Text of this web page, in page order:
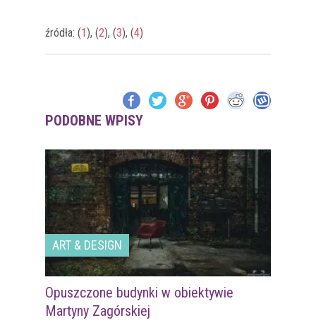
źródła: (1), (2), (3), (4)
PODOBNE WPISY
ART & DESIGN
Opuszczone budynki w obiektywie
Martyny Zagórskiej